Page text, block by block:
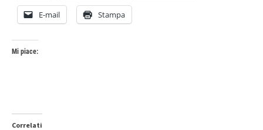
E-mail Stampa
Mi piace:
Correlati